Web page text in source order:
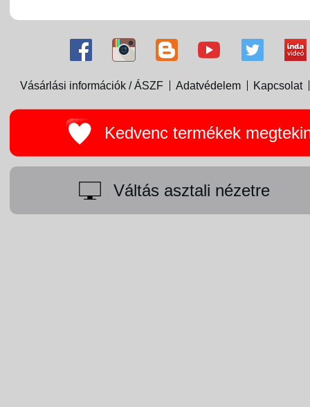
Vásárlási információk / ÁSZF Adatvédelem Kapcsolat
Kedvenc termékek
Váltás asztali nézetre